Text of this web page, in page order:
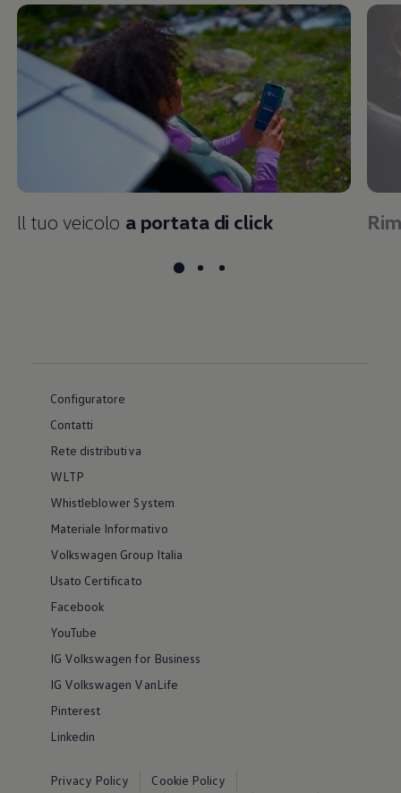
ll tuo veicolo a portata di click
Configuratore
Contatti
Rete distributiva
WLTP
Whistleblower System
Materiale Informativo
Volkswagen Group Italia
Usato Certificato
Facebook
YouTube
IG Volkswagen for Business
IG Volkswagen VanLife
Pinterest
Linkedin
Privacy Policy Cookie Policy